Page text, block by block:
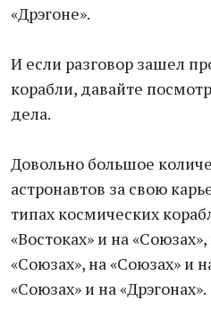
«Дрэгоне».
И если разговор зашел
корабли, давайте
дела.
Довольно большое
астронавтов за свою
типах космических
«Востоках» и на
«Союзах», на «Союзах» и
«Союзах» и на «Дрэгонах».